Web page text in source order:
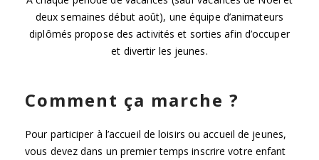
deux semaines début août), une équipe d’animateurs
diplômés propose des activités et sorties afin d’occuper
et divertir les jeunes.
Comment ça marche ?
Pour participer à l’accueil de loisirs ou accueil de jeunes,
vous devez dans un premier temps inscrire votre enfant